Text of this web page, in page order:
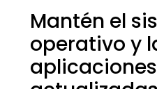
Mantén el
operativo y
aplicaciones